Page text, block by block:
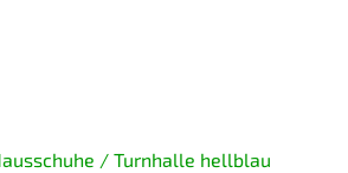
/ Turnhalle hellblau